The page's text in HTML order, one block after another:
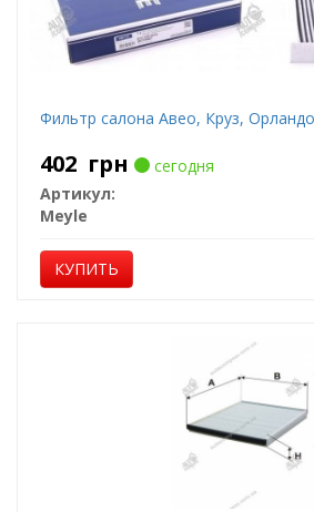
Фильтр салона Авео, Круз,
402 грн
сегодня
Артикул:
Meyle
КУПИТЬ